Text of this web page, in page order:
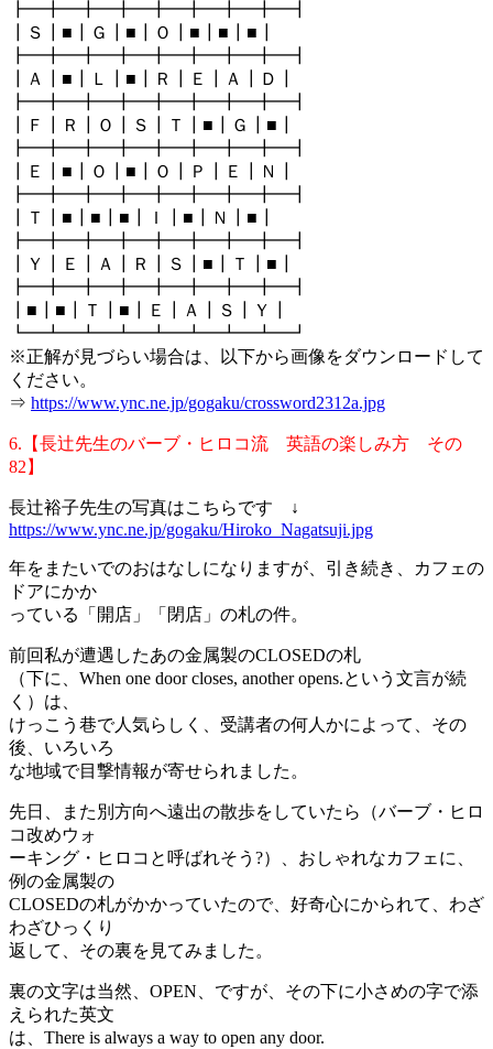
┣━╋━╋━╋━╋━╋━╋━╋━┫
┃Ｓ┃■┃Ｇ┃■┃Ｏ┃■┃■┃■┃
┣━╋━╋━╋━╋━╋━╋━╋━┫
┃Ａ┃■┃Ｌ┃■┃Ｒ┃Ｅ┃Ａ┃Ｄ┃
┣━╋━╋━╋━╋━╋━╋━╋━┫
┃Ｆ┃Ｒ┃Ｏ┃Ｓ┃Ｔ┃■┃Ｇ┃■┃
┣━╋━╋━╋━╋━╋━╋━╋━┫
┃Ｅ┃■┃Ｏ┃■┃Ｏ┃Ｐ┃Ｅ┃Ｎ┃
┣━╋━╋━╋━╋━╋━╋━╋━┫
┃Ｔ┃■┃■┃■┃Ｉ┃■┃Ｎ┃■┃
┣━╋━╋━╋━╋━╋━╋━╋━┫
┃Ｙ┃Ｅ┃Ａ┃Ｒ┃Ｓ┃■┃Ｔ┃■┃
┣━╋━╋━╋━╋━╋━╋━╋━┫
┃■┃■┃Ｔ┃■┃Ｅ┃Ａ┃Ｓ┃Ｙ┃
┗━┻━┻━┻━┻━┻━┻━┻━┛
※正解が見づらい場合は、以下から画像をダウンロードして
ください。
⇒ https://www.ync.ne.jp/gogaku/crossword2312a.jpg
6.【長辻先生のバーブ・ヒロコ流 英語の楽しみ方 その
82】
長辻裕子先生の写真はこちらです ↓
https://www.ync.ne.jp/gogaku/Hiroko_Nagatsuji.jpg
年をまたいでのおはなしになりますが、引き続き、カフェの
ドアにかか
っている「開店」「閉店」の札の件。
前回私が遭遇したあの金属製のCLOSEDの札
（下に、When one door closes, another opens.という文言が続
く）は、
けっこう巷で人気らしく、受講者の何人かによって、その
後、いろいろ
な地域で目撃情報が寄せられました。
先日、また別方向へ遠出の散歩をしていたら（バーブ・ヒロ
コ改めウォ
ーキング・ヒロコと呼ばれそう?）、おしゃれなカフェに、
例の金属製の
CLOSEDの札がかかっていたので、好奇心にかられて、わざ
わざひっくり
返して、その裏を見てみました。
裏の文字は当然、OPEN、ですが、その下に小さめの字で添
えられた英文
は、There is always a way to open any door.